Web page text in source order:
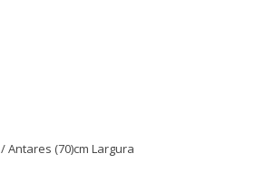
/ Antares (70)cm Largura